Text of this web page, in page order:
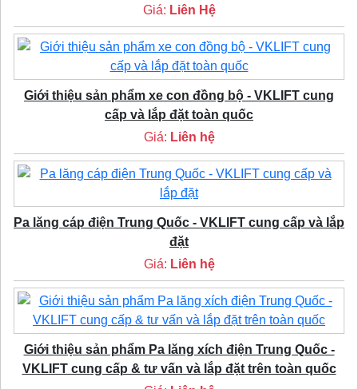
Giá: Liên Hệ
Giới thiệu sản phẩm xe con đồng bộ - VKLIFT cung
cấp và lắp đặt toàn quốc
Giá: Liên hệ
Pa lăng cáp điện Trung Quốc - VKLIFT cung cấp và lắp
đặt
Giá: Liên hệ
Giới thiệu sản phẩm Pa lăng xích điện Trung Quốc -
VKLIFT cung cấp & tư vấn và lắp đặt trên toàn quốc